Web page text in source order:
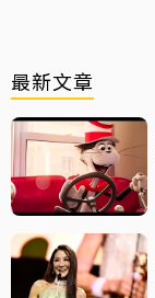
最新文章